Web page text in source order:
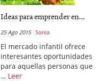
Ideas para emprender en...
25 Ago 2015 Sonia
El mercado infantil ofrece
interesantes oportunidades
para aquellas personas que
… Leer